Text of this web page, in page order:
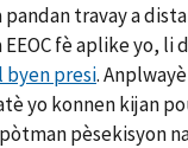
pandan travay a
EEOC fè aplike yo, li
byen presi.
yo konnen kijan
pèsekisyon